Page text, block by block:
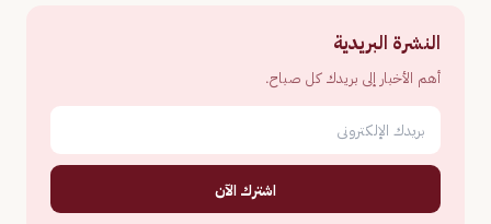
النشرة البريدية
أهم الأخبار إلى بريدك كل صباح.
اشترك الآن